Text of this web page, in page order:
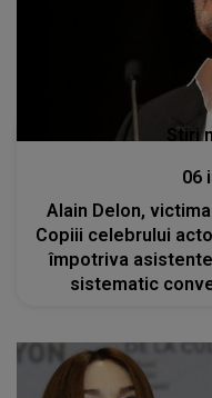
Stiri
06
Alain Delon,
Copiii celebrului
împotriva
sistematic